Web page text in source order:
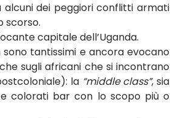
dei peggiori conflitti armati
scorso.
capitale dell’Uganda.
tantissimi e ancora evocano
sugli africani che si incontrano
la “middle class”, sia
colorati bar con lo scopo più o